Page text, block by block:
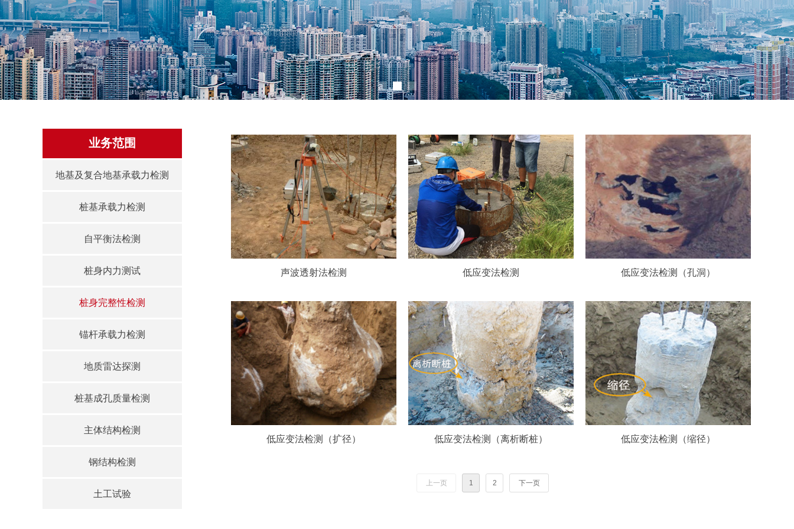
业务范围
地基及复合地基承载力检测
桩基承载力检测
自平衡法检测
桩身内力测试
桩身完整性检测
锚杆承载力检测
地质雷达探测
桩基成孔质量检测
主体结构检测
钢结构检测
土工试验
声波透射法检测 低应变法检测 低应变法检测（孔洞）
低应变法检测（扩径） 低应变法检测（离析断桩） 低应变法检测（缩径）
上一页 1 2 下一页